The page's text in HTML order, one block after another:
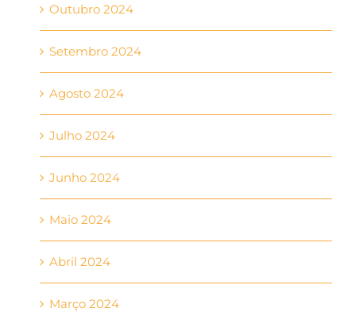
Outubro 2024
Setembro 2024
Agosto 2024
Julho 2024
Junho 2024
Maio 2024
Abril 2024
Março 2024